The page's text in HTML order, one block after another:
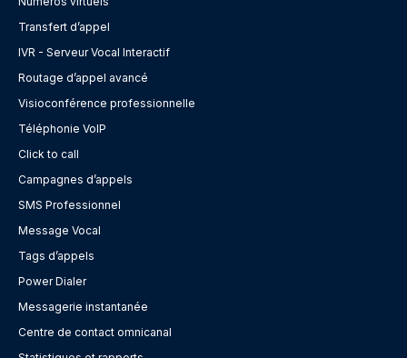
Transfert d’appel
IVR - Serveur Vocal Interactif
Routage d’appel avancé
Visioconférence professionnelle
Téléphonie VoIP
Click to call
Campagnes d’appels
SMS Professionnel
Message Vocal
Tags d’appels
Power Dialer
Messagerie instantanée
Centre de contact omnicanal